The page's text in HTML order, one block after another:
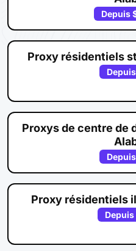
Depuis
Proxy résidentiels
Depuis
Proxys de centre de
Depuis
Proxy résidentiels
Depuis